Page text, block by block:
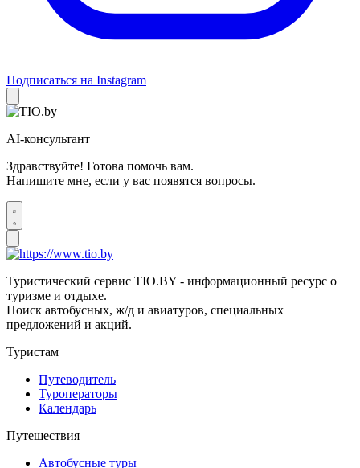
Подписаться на Instagram
AI-консультант
Здравствуйте! Готова помочь вам.
Напишите мне, если у вас появятся вопросы.
Туристический сервис TIO.BY - информационный ресурс о
туризме и отдыхе.
Поиск автобусных, ж/д и авиатуров, специальных
предложений и акций.
Туристам
Путеводитель
Туроператоры
Календарь
Путешествия
Автобусные туры